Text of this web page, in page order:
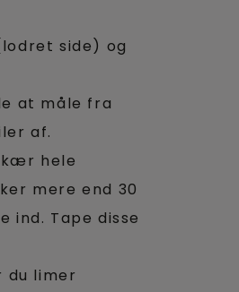
side) og
at måle fra
af.
hele
mere end 30
ind. Tape disse
du limer